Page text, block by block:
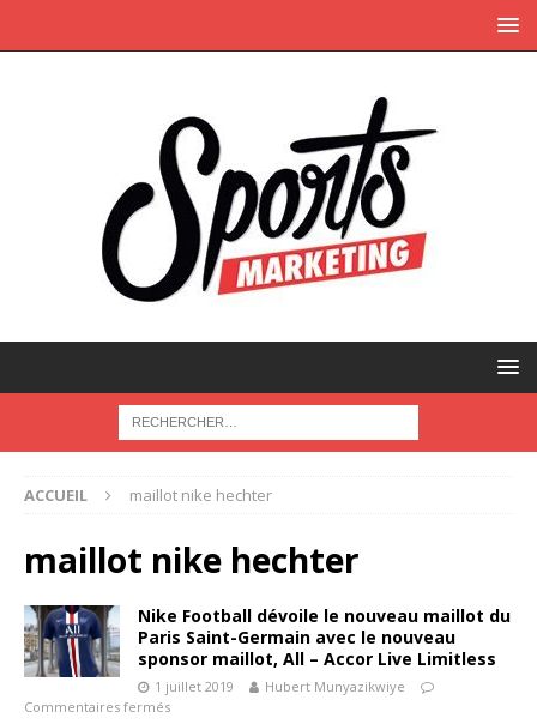
ACCUEIL maillot nike hechter
maillot nike hechter
Nike Football dévoile le nouveau maillot du
Paris Saint-Germain avec le nouveau
sponsor maillot, All – Accor Live Limitless
1 juillet 2019
Hubert Munyazikwiye
Commentaires fermés